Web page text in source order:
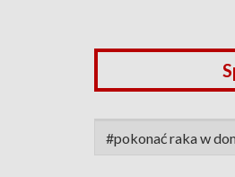
#pokonać raka w